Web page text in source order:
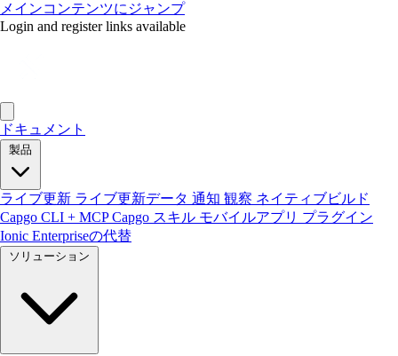
メインコンテンツにジャンプ
Login and register links available
ドキュメント
製品
ライブ更新 ライブ更新データ 通知 観察 ネイティブビルド
Capgo CLI + MCPCapgo スキル モバイルアプリ プラグイン
Ionic Enterpriseの代替
ソリューション